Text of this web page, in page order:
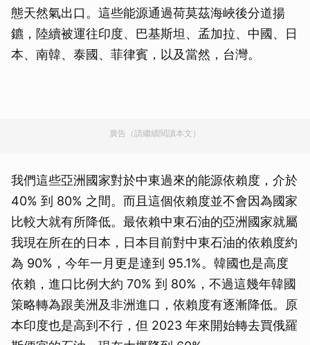
態天然氣出口。這些能源通過荷莫茲海峽後分道揚
鑣，陸續被運往印度、巴基斯坦、孟加拉、中國、日
本、南韓、泰國、菲律賓，以及當然，台灣。
廣告（請繼續閱讀本文）
我們這些亞洲國家對於中東過來的能源依賴度，介於
40% 到 80% 之間。而且這個依賴度並不會因為國家
比較大就有所降低。最依賴中東石油的亞洲國家就屬
我現在所在的日本，日本目前對中東石油的依賴度約
為 90%，今年一月更是達到 95.1%。韓國也是高度
依賴，進口比例大約 70% 到 80%，不過這幾年韓國
策略轉為跟美洲及非洲進口，依賴度有逐漸降低。原
本印度也是高到不行，但 2023 年來開始轉去買俄羅